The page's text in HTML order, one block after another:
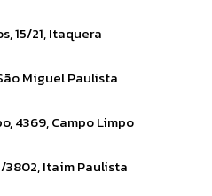
15/21, Itaquera
Miguel Paulista
4369, Campo Limpo
Itaim Paulista